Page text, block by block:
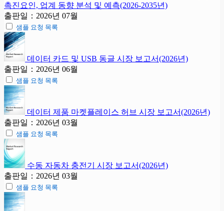
촉진요인, 업계 동향 분석 및 예측(2026-2035년)
출판일：2026년 07월
샘플 요청 목록
데이터 카드 및 USB 동글 시장 보고서(2026년)
출판일：2026년 06월
샘플 요청 목록
데이터 제품 마켓플레이스 허브 시장 보고서(2026년)
출판일：2026년 03월
샘플 요청 목록
수동 자동차 충전기 시장 보고서(2026년)
출판일：2026년 03월
샘플 요청 목록